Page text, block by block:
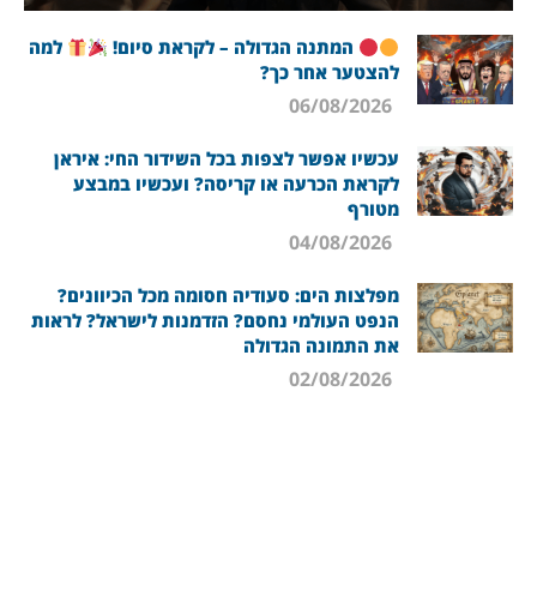
המתנה הגדולה – לקראת סיום!
למה
להצטער אחר כך?
עכשיו אפשר לצפות בכל השידור החי: איראן
לקראת הכרעה או קריסה? ועכשיו במבצע
מטורף
מפלצות הים: סעודיה חסומה מכל הכיוונים?
הנפט העולמי נחסם? הזדמנות לישראל? לראות
את התמונה הגדולה